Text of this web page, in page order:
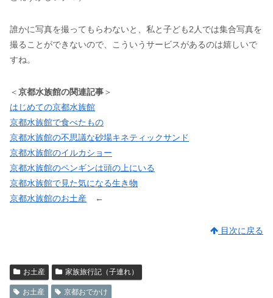
誰かに写真を撮ってもらわないと、私と子ども2人では集合写真を
撮ることができないので、こういうサービスがあるのは嬉しいで
すね。
＜京都水族館の関連記事＞
はじめての京都水族館
京都水族館で食べたもの
京都水族館の不思議な砂場キネティックサンド
京都水族館のイルカショー
京都水族館のペンギンは頭の上にいる
京都水族館で見た気になる生き物
京都水族館のお土産 ←
目次に戻る
お土産 家族旅行記（子連れ）
お土産 京都おでかけ